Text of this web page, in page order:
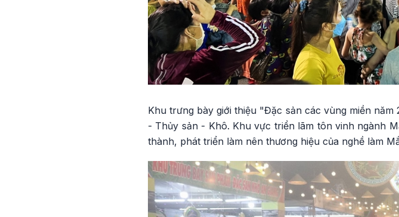
Khu trưng bày giới thiệu "Đặc sản các vùng miền
- Thủy sản - Khô. Khu vực triển lãm tôn vinh ngành
thành, phát triển làm nên thương hiệu của nghề làm